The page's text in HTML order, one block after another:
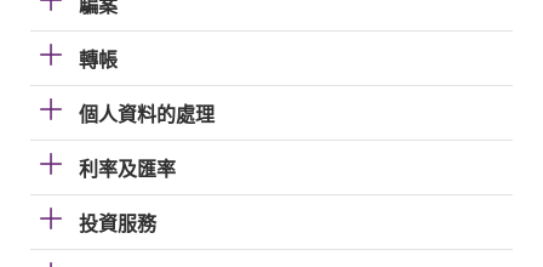
騙案
轉帳
個人資料的處理
利率及匯率
投資服務